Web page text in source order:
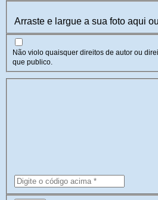
Arraste e largue a sua foto aqui
Não violo quaisquer direitos de autor ou
que publico.